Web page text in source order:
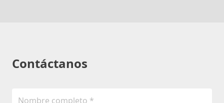
Contáctanos